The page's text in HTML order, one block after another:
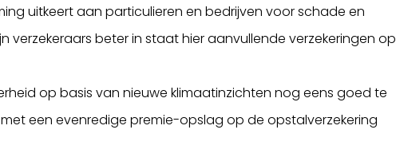
uitkeert aan particulieren en bedrijven voor schade en
verzekeraars beter in staat hier aanvullende verzekeringen op
op basis van nieuwe klimaatinzichten nog eens goed te
met een evenredige premie-opslag op de opstalverzekering